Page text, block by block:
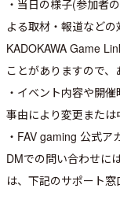
・当日の様子(参加者
よる取材・報道など
KADOKAWA Game
ことがありますので、
・イベント内容や開
事由により変更または
・FAV gaming 公式
DMでの問い合わせに
は、下記のサポート窓